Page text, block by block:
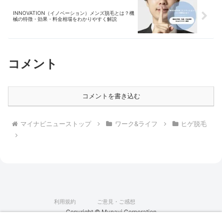
INNOVATION（イノベーション）メンズ脱毛とは？機
械の特徴・効果・料金相場をわかりやすく解説
コメント
コメントを書き込む
マイナビニューストップ ワーク&ライフ ヒゲ脱毛
利用規約 ご意見・ご感想
Copyright © Mynavi Corporation